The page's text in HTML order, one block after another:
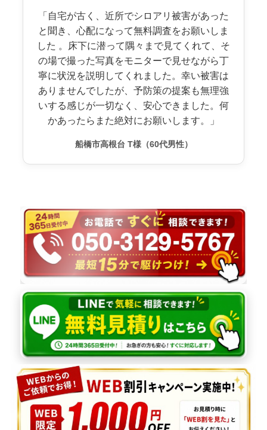
「自宅が古く、近所でシロアリ被害があった
と聞き、心配になって無料調査をお願いしま
した 。床下に潜って隅々まで見てくれて、そ
の場で撮った写真をモニターで見せながら丁
寧に状況を説明してくれました。幸い被害は
ありませんでしたが、予防策の提案も無理強
いする感じが一切なく、安心できました。何
かあったらまた絶対にお願いします。」
船橋市高根台 T様（60代男性）